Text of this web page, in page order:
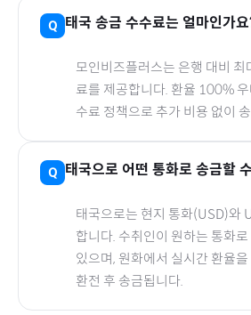
태국 송금 수수료는 얼마인가
모인비즈플러스는 은행 대비
료를 제공합니다. 환율 100%
수료 정책으로 추가 비용 없이
태국으로 어떤 통화로 송금할
태국으로는 현지 통화(USD)와
합니다. 수취인이 원하는 통화
있으며, 원화에서 실시간 환율
환전 후 송금됩니다.